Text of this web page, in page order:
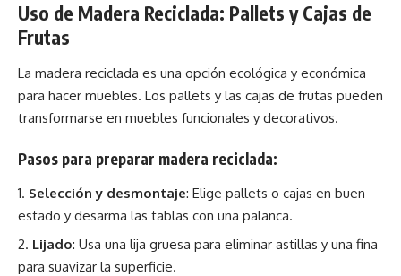
Uso de Madera Reciclada: Pallets y Cajas de
Frutas
La madera reciclada es una opción ecológica y económica
para hacer muebles. Los pallets y las cajas de frutas pueden
transformarse en muebles funcionales y decorativos.
Pasos para preparar madera reciclada:
Selección y desmontaje: Elige pallets o cajas en buen
estado y desarma las tablas con una palanca.
Lijado: Usa una lija gruesa para eliminar astillas y una fina
para suavizar la superficie.